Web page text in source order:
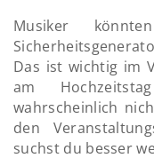
Musiker
Das ist wichtig im
am
wahrscheinlich
den
suchst du besser